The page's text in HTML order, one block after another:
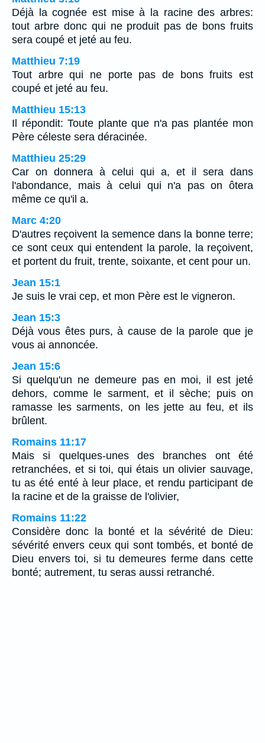
Déjà la cognée est mise à la racine des arbres:
tout arbre donc qui ne produit pas de bons fruits
sera coupé et jeté au feu.
Matthieu 7:19
Tout arbre qui ne porte pas de bons fruits est
coupé et jeté au feu.
Matthieu 15:13
Il répondit: Toute plante que n'a pas plantée mon
Père céleste sera déracinée.
Matthieu 25:29
Car on donnera à celui qui a, et il sera dans
l'abondance, mais à celui qui n'a pas on ôtera
même ce qu'il a.
Marc 4:20
D'autres reçoivent la semence dans la bonne terre;
ce sont ceux qui entendent la parole, la reçoivent,
et portent du fruit, trente, soixante, et cent pour un.
Jean 15:1
Je suis le vrai cep, et mon Père est le vigneron.
Jean 15:3
Déjà vous êtes purs, à cause de la parole que je
vous ai annoncée.
Jean 15:6
Si quelqu'un ne demeure pas en moi, il est jeté
dehors, comme le sarment, et il sèche; puis on
ramasse les sarments, on les jette au feu, et ils
brûlent.
Romains 11:17
Mais si quelques-unes des branches ont été
retranchées, et si toi, qui étais un olivier sauvage,
tu as été enté à leur place, et rendu participant de
la racine et de la graisse de l'olivier,
Romains 11:22
Considère donc la bonté et la sévérité de Dieu:
sévérité envers ceux qui sont tombés, et bonté de
Dieu envers toi, si tu demeures ferme dans cette
bonté; autrement, tu seras aussi retranché.